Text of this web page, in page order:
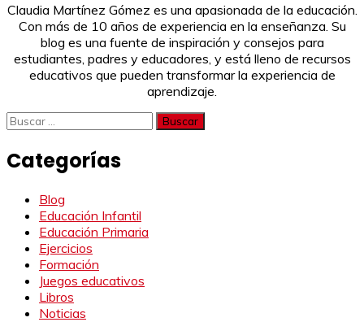
Claudia Martínez Gómez es una apasionada de la educación.
Con más de 10 años de experiencia en la enseñanza. Su
blog es una fuente de inspiración y consejos para
estudiantes, padres y educadores, y está lleno de recursos
educativos que pueden transformar la experiencia de
aprendizaje.
Buscar:
Categorías
Blog
Educación Infantil
Educación Primaria
Ejercicios
Formación
Juegos educativos
Libros
Noticias